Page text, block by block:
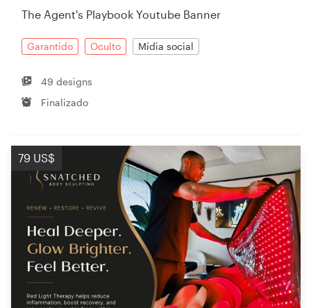
The Agent's Playbook Youtube Banner
Garantido Oculto Mídia social
49 designs
Finalizado
79 US$